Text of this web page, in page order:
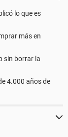
lo que es
más en
sin borrar la
4.000 años de